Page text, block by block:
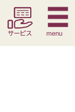
サービス
menu